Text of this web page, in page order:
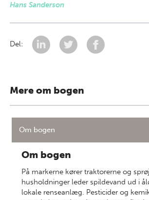
Hans Sanderson
Del:
Mere om bogen
Om bogen
Om bogen
På markerne kører traktorerne og
husholdninger leder spildevand ud i
lokale renseanlæg. Pesticider og